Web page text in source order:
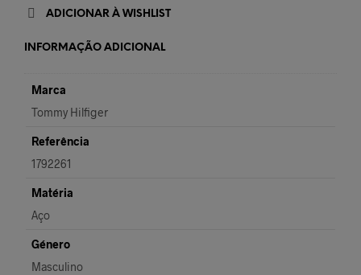
ADICIONAR À WISHLIST
INFORMAÇÃO ADICIONAL
Marca
Tommy Hilfiger
Referência
1792261
Matéria
Aço
Género
Masculino